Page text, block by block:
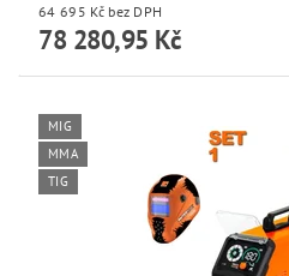
64 695 Kč bez DPH
78 280,95 Kč
MIG
MMA
TIG